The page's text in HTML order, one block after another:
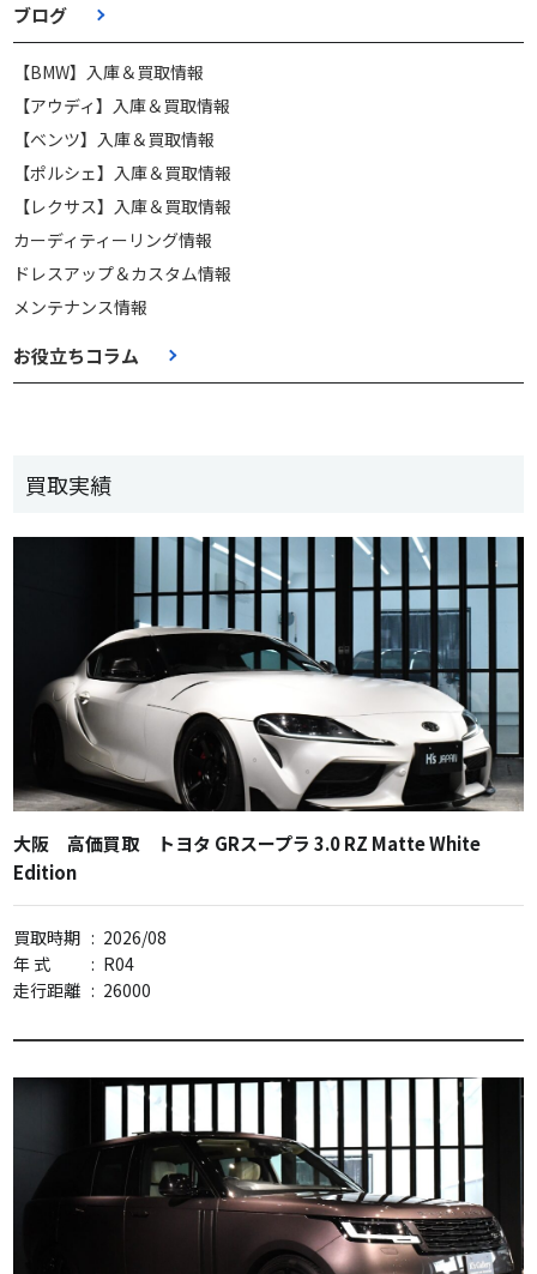
ブログ
【BMW】入庫＆買取情報
【アウディ】入庫＆買取情報
【ベンツ】入庫＆買取情報
【ポルシェ】入庫＆買取情報
【レクサス】入庫＆買取情報
カーディティーリング情報
ドレスアップ＆カスタム情報
メンテナンス情報
お役立ちコラム
買取実績
大阪 高価買取 トヨタ GRスープラ 3.0 RZ Matte White
Edition
買取時期 : 2026/08
年 式
: R04
走行距離 : 26000